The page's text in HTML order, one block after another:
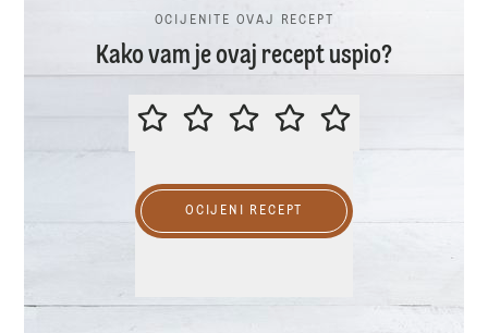
OCIJENITE OVAJ RECEPT
Kako vam je ovaj recept uspio?
OCIJENITE OVAJ RECEPT
OCIJENI RECEPT